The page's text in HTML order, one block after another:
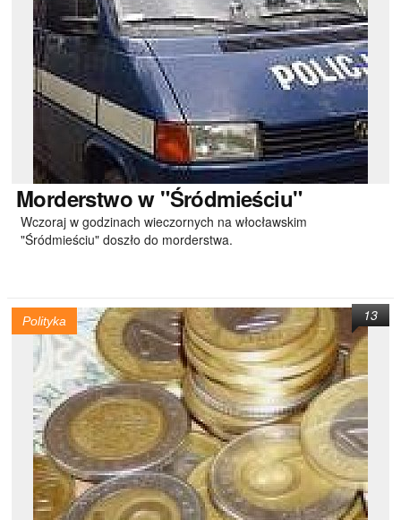
Morderstwow "Śródmieściu"
Wczoraj w godzinach wieczornych na włocławskim
"Śródmieściu" doszło do morderstwa.
Polityka 13